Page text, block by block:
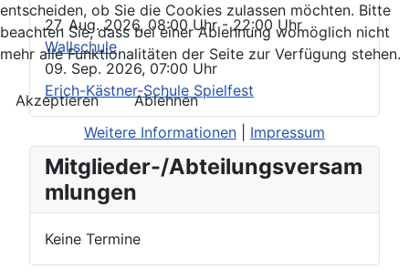
Mitglieder-/Abteilungsversam
mlungen
Keine Termine
27. Aug. 2026, 08:00 Uhr - 22:00 Uhr
Wallschule
09. Sep. 2026, 07:00 Uhr
Erich-Kästner-Schule Spielfest
entscheiden, ob Sie die Cookies zulassen möchten. Bitte
beachten Sie, dass bei einer Ablehnung womöglich nicht
mehr alle Funktionalitäten der Seite zur Verfügung stehen.
Akzeptieren
Ablehnen
Weitere Informationen
Impressum